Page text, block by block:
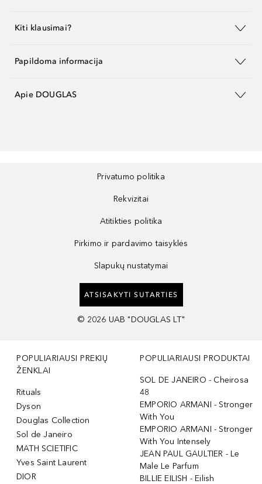
Kiti klausimai?
Papildoma informacija
Apie DOUGLAS
Privatumo politika
Rekvizitai
Atitikties politika
Pirkimo ir pardavimo taisyklės
Slapukų nustatymai
ATSISAKYTI SUTARTIES
© 2026 UAB "DOUGLAS LT"
POPULIARIAUSI PREKIŲ
ŽENKLAI
Rituals
Dyson
Douglas Collection
Sol de Janeiro
MATH SCIETIFIC
Yves Saint Laurent
DIOR
POPULIARIAUSI PRODUKTAI
SOL DE JANEIRO - Cheirosa
48
EMPORIO ARMANI - Stronger
With You
EMPORIO ARMANI - Stronger
With You Intensely
JEAN PAUL GAULTIER - Le
Male Le Parfum
BILLIE EILISH - Eilish